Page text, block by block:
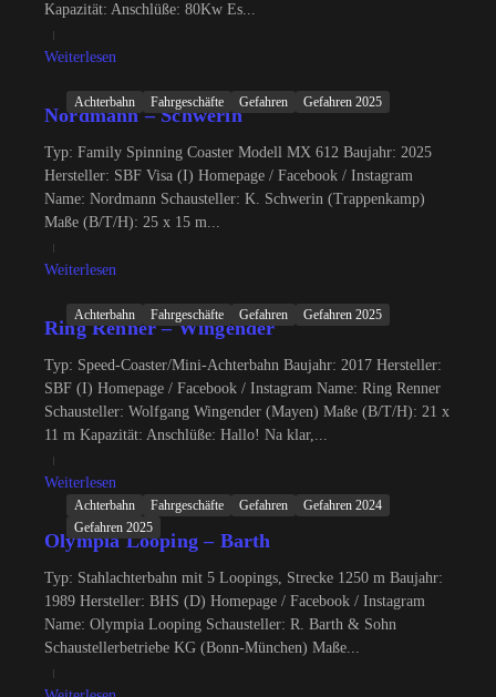
Kapazität: Anschlüße: 80Kw Es...
Weiterlesen
Achterbahn Fahrgeschäfte Gefahren Gefahren 2025
Nordmann – Schwerin
Typ: Family Spinning Coaster Modell MX 612 Baujahr: 2025
Hersteller: SBF Visa (I) Homepage / Facebook / Instagram
Name: Nordmann Schausteller: K. Schwerin (Trappenkamp)
Maße (B/T/H): 25 x 15 m...
Weiterlesen
Achterbahn Fahrgeschäfte Gefahren Gefahren 2025
Ring Renner – Wingender
Typ: Speed-Coaster/Mini-Achterbahn Baujahr: 2017 Hersteller:
SBF (I) Homepage / Facebook / Instagram Name: Ring Renner
Schausteller: Wolfgang Wingender (Mayen) Maße (B/T/H): 21 x
11 m Kapazität: Anschlüße: Hallo! Na klar,...
Weiterlesen
Achterbahn Fahrgeschäfte Gefahren
Gefahren 2024
Gefahren 2025
Olympia Looping – Barth
Typ: Stahlachterbahn mit 5 Loopings, Strecke 1250 m Baujahr:
1989 Hersteller: BHS (D) Homepage / Facebook / Instagram
Name: Olympia Looping Schausteller: R. Barth & Sohn
Schaustellerbetriebe KG (Bonn-München) Maße...